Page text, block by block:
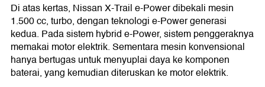
Di atas kertas, Nissan X-Trail e-Power dibekali mesin
1.500 cc, turbo, dengan teknologi e-Power generasi
kedua. Pada sistem hybrid e-Power, sistem penggeraknya
memakai motor elektrik. Sementara mesin konvensional
hanya bertugas untuk menyuplai daya ke komponen
baterai, yang kemudian diteruskan ke motor elektrik.